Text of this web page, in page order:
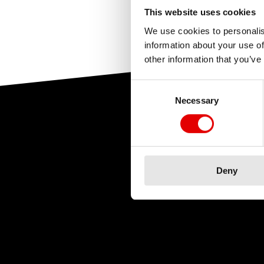
This website uses cookies
We use cookies to
information about your use
other information that
Necessary
Deny
Ha sido
Ha sido útil
Ha sido
tu producto.
material y pide el
Para los
directamente
directamente en la